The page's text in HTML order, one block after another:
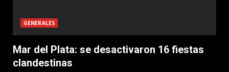
GENERALES
Mar del Plata: se desactivaron 16 fiestas
clandestinas